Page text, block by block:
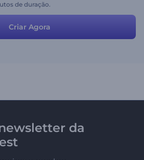
de duração.
Criar Agora
da